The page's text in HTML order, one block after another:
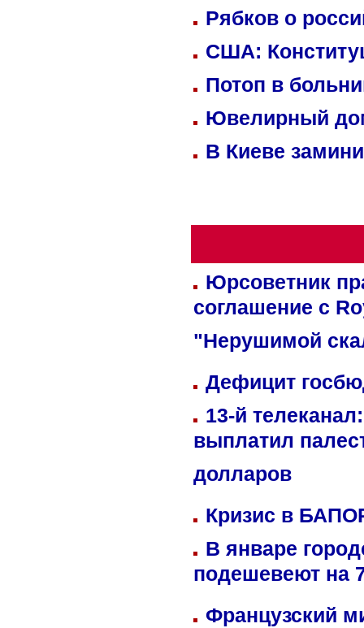
Рябков о
США:
Потоп в
Ювелирный
В Киеве
Юрсоветник
соглашение с
"Нерушимой
Дефицит
13-й
выплатил
долларов
Кризис в
В январе
подешевеют на
Французский